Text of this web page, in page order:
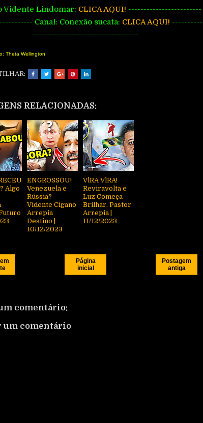
Vidente Lindomar: CLICA AQUI! ------------------------
Canal: Conexão sucata: CLICA AQUI! ----------
-----------------------------------
Theta Wellington
RELACIONADAS:
Algo
ENGROSSOU!
Venezuela e
Rússia?
Vidente Cigano
Arrepia
Destino |
10/12/2023
VlRA VlRA!
Reviravolta e
Luz Começa
Brilhar, Pastor
Arrepia |
11/12/2023
Postagem
antiga
Página
inicial
comentário:
um comentário